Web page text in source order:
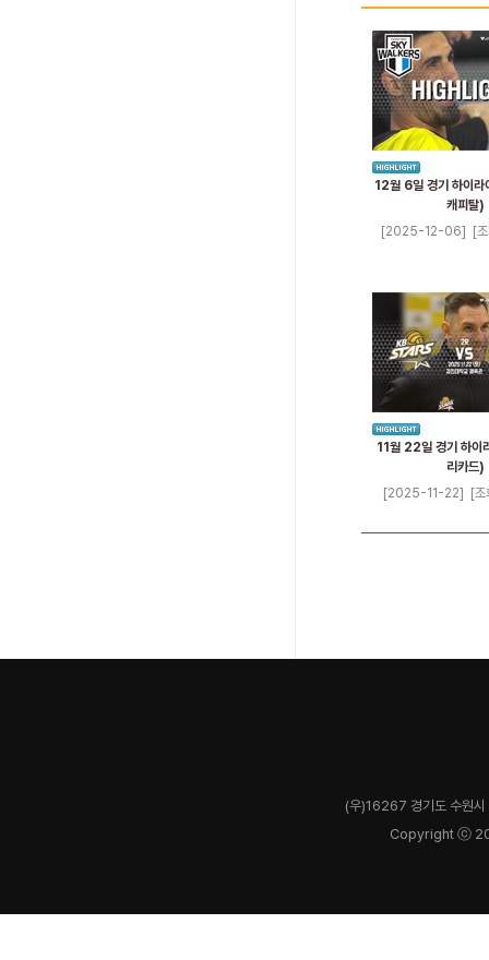
12월 6일 경기 하이
캐피탈)
[2025-12-06]
[
11월 22일 경기 하이
리카드)
[2025-11-22]
[
(우)16267 경기도 수원
Copyright ⓒ